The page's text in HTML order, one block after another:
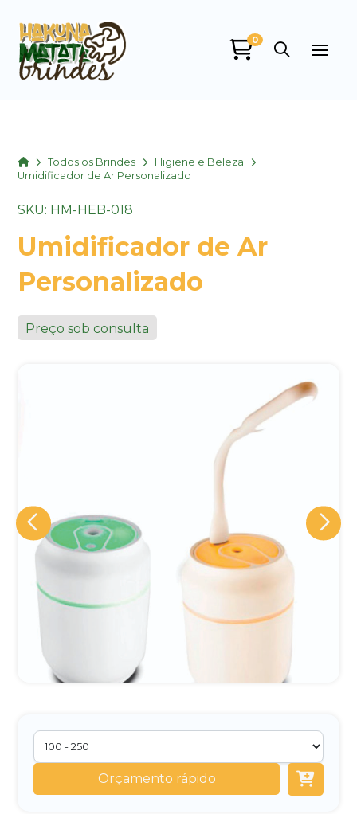
0
HomeTodos os Brindes
Higiene e Beleza
Umidificador de Ar Personalizado
SKU: HM-HEB-018
Umidificador de Ar
Personalizado
Preço sob consulta
Orçamento rápido